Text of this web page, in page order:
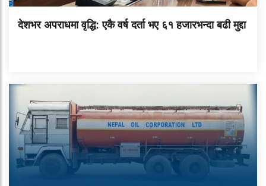
देशभर अपराधमा वृद्धि: एकै वर्ष दर्ता भए ६१ हजारभन्दा बढी मुद्दा